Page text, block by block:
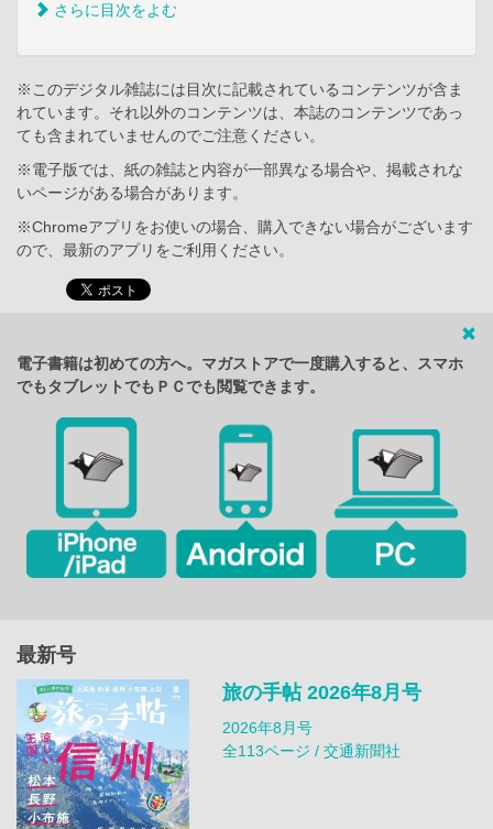
さらに目次をよむ
※このデジタル雑誌には目次に記載されているコンテンツが含ま
れています。それ以外のコンテンツは、本誌のコンテンツであっ
ても含まれていませんのでご注意ください。
※電子版では、紙の雑誌と内容が一部異なる場合や、掲載されな
いページがある場合があります。
※Chromeアプリをお使いの場合、購入できない場合がございます
ので、最新のアプリをご利用ください。
電子書籍は初めての方へ。マガストアで一度購入すると、スマホ
でもタブレットでもＰＣでも閲覧できます。
最新号
旅の手帖 2026年8月号
2026年8月号
全113ページ / 交通新聞社